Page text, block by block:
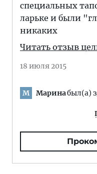
специальных
ларьке и были
никаких
Читать отзыв
18 июля 2015
М Маринабыл(а)